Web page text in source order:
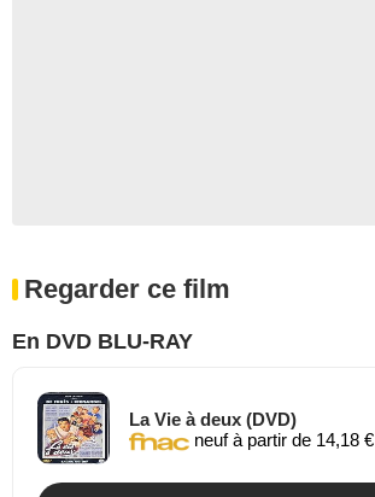
Regarder ce film
En DVD BLU-RAY
La Vie à deux (DVD)
neuf à partir de 14,18 €